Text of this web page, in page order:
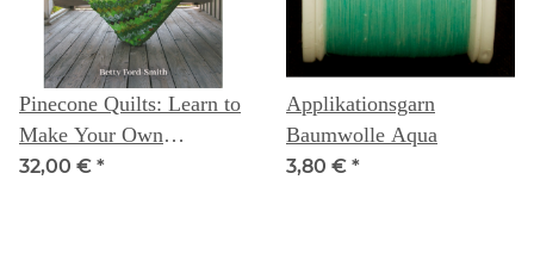
Pinecone Quilts: Learn to
Make Your Own
Heirloom, Keeping
32,00 € *
Applikationsgarn
Baumwolle Aqua
3,80 € *